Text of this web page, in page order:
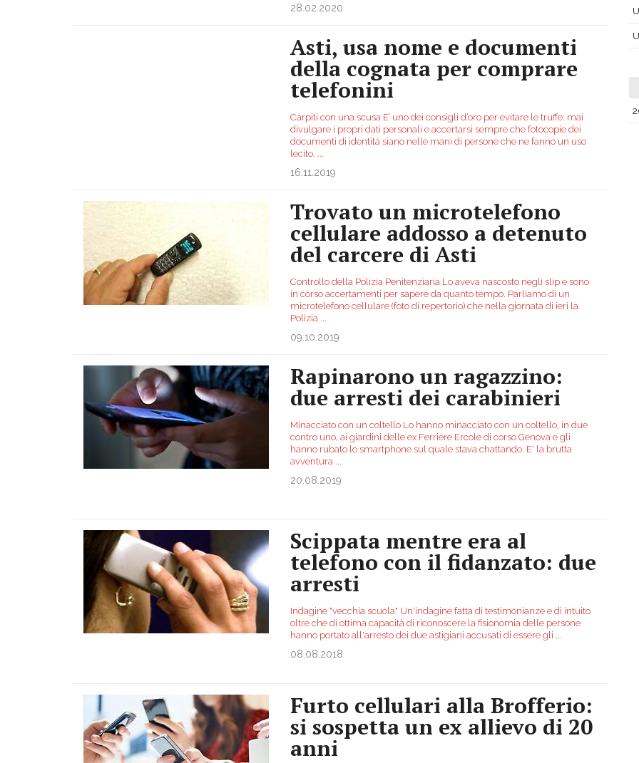
28.02.2020
Asti, usa nome e documenti
della cognata per comprare
telefonini
Carpiti con una scusa E’ uno dei consigli d’oro per evitare le truffe: mai
divulgare i propri dati personali e accertarsi sempre che fotocopie dei
documenti di identità siano nelle mani di persone che ne fanno un uso
lecito.
16.11.2019
Trovato un microtelefono
cellulare addosso a detenuto
del carcere di Asti
Controllo della Polizia Penitenziaria Lo aveva nascosto negli slip e sono
in corso accertamenti per sapere da quanto tempo. Parliamo di un
microtelefono cellulare (foto di repertorio) che nella giornata di ieri la
Polizia
09.10.2019
Rapinarono un ragazzino:
due arresti dei carabinieri
Minacciato con un coltello Lo hanno minacciato con un coltello, in due
contro uno, ai giardini delle ex Ferriere Ercole di corso Genova e gli
hanno rubato lo smartphone sul quale stava chattando. E' la brutta
avventura
20.08.2019
Scippata mentre era al
telefono con il fidanzato: due
arresti
Indagine "vecchia scuola" Un'indagine fatta di testimonianze e di intuito
oltre che di ottima capacità di riconoscere la fisionomia delle persone
hanno portato all'arresto dei due astigiani accusati di essere gli
08.08.2018
Furto cellulari alla Brofferio:
si sospetta un ex allievo di 20
anni